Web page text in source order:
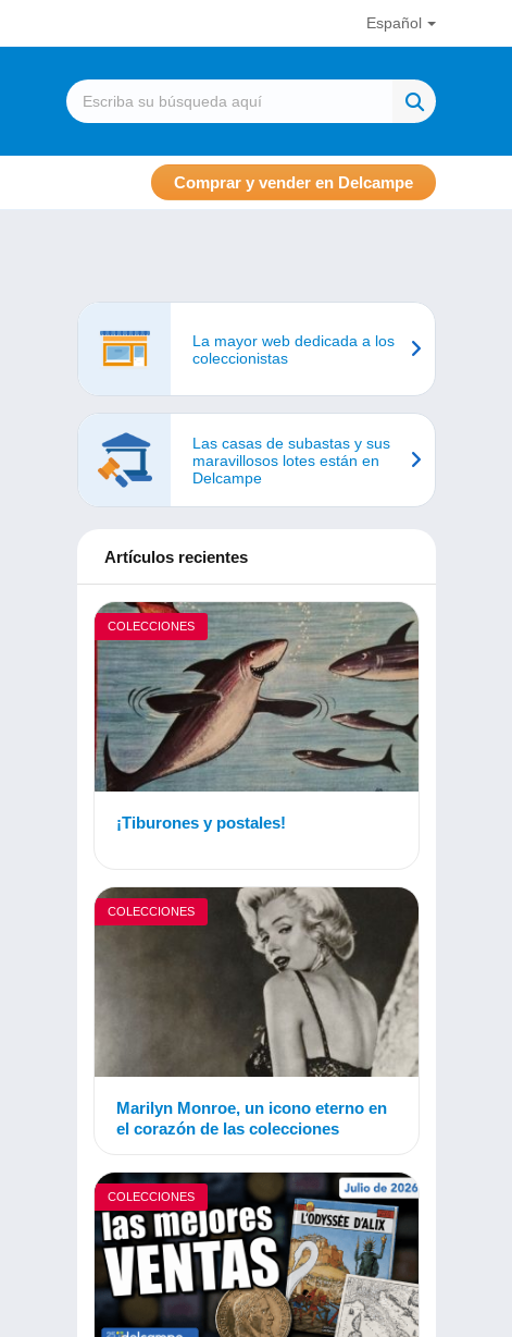
Español
Comprar y vender en Delcampe
La mayor web dedicada a los
coleccionistas
Las casas de subastas y sus
maravillosos lotes están en
Delcampe
Artículos recientes
COLECCIONES
¡Tiburones y postales!
COLECCIONES
Marilyn Monroe, un icono eterno en
el corazón de las colecciones
COLECCIONES